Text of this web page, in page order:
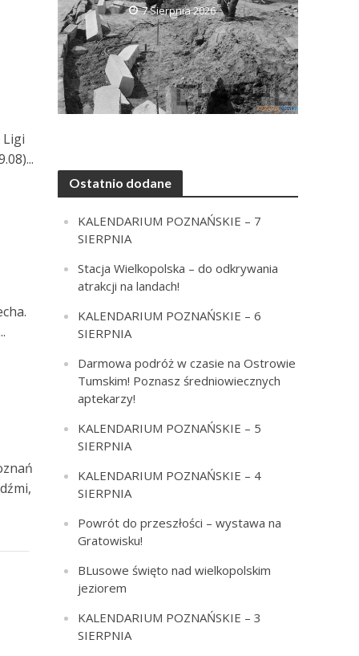
Ligi
7 Sierpnia 2026
Ostatnio dodane
KALENDARIUM POZNAŃSKIE – 7
SIERPNIA
Stacja Wielkopolska – do odkrywania
atrakcji na landach!
KALENDARIUM POZNAŃSKIE – 6
SIERPNIA
Darmowa podróż w czasie na Ostrowie
Tumskim! Poznasz średniowiecznych
aptekarzy!
KALENDARIUM POZNAŃSKIE – 5
SIERPNIA
KALENDARIUM POZNAŃSKIE – 4
SIERPNIA
Powrót do przeszłości – wystawa na
Gratowisku!
BLusowe święto nad wielkopolskim
jeziorem
KALENDARIUM POZNAŃSKIE – 3
SIERPNIA